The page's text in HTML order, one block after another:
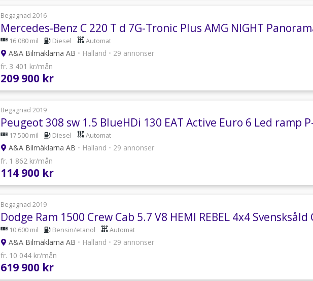
Begagnad 2016
Mercedes-Benz C 220 T d 7G-Tronic Plus AMG NIGHT
16 080 mil Diesel Automat
A&A Bilmäklarna AB • Halland • 29 annonser
fr. 3 401 kr/mån
209 900 kr
Begagnad 2019
Peugeot 308 sw 1.5 BlueHDi 130 EAT Active Euro 6 Led ramp
17 500 mil Diesel Automat
A&A Bilmäklarna AB • Halland • 29 annonser
fr. 1 862 kr/mån
114 900 kr
Begagnad 2019
Dodge Ram 1500 Crew Cab 5.7 V8 HEMI REBEL 4x4
10 600 mil Bensin/etanol Automat
A&A Bilmäklarna AB • Halland • 29 annonser
fr. 10 044 kr/mån
619 900 kr